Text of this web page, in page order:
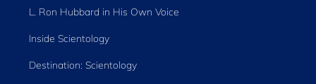
L. Ron Hubbard in His Own Voice
Inside Scientology
Destination: Scientology